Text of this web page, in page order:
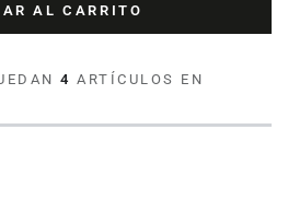
AL CARRITO
4 ARTÍCULOS EN